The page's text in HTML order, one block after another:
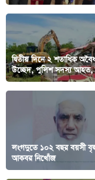
দ্বিতীয় দিনে ২ শতাধিক
উচ্ছেদ, পুলিশ সদস্য
লংগদুতে ১০২ বছর বয়সী
আকবর নিখোঁজ